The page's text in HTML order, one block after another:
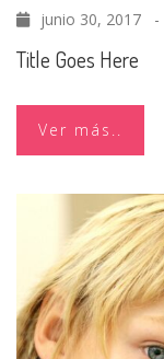
junio 30, 2017 -
Title Goes Here
Ver más..